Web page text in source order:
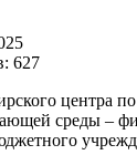
627
центра
среды –